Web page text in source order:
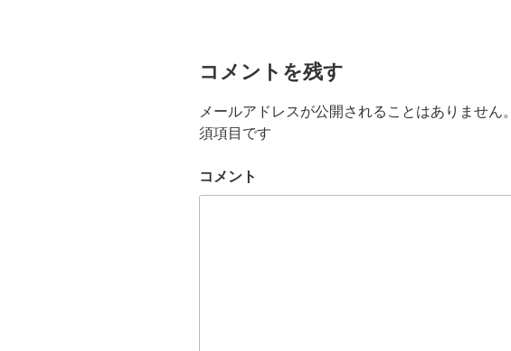
コメントを残す
メールアドレスが公開されることはありません。
須項目です
コメント